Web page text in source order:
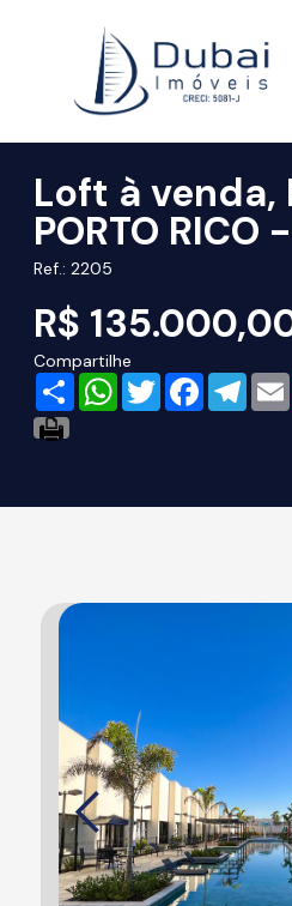
Loft à venda,
PORTO RICO
Ref.: 2205
R$
Compartilhe
Share WhatsApp
TwitterFacebook